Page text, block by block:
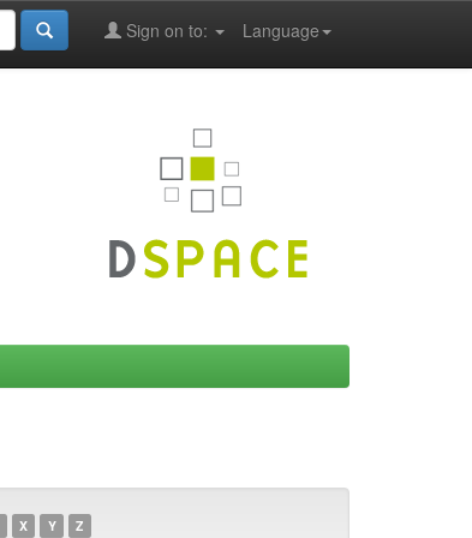
Language
Sign on to:
X Y Z